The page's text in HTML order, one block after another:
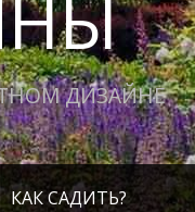
ДИЗАЙНЕ
КАК САДИТЬ?